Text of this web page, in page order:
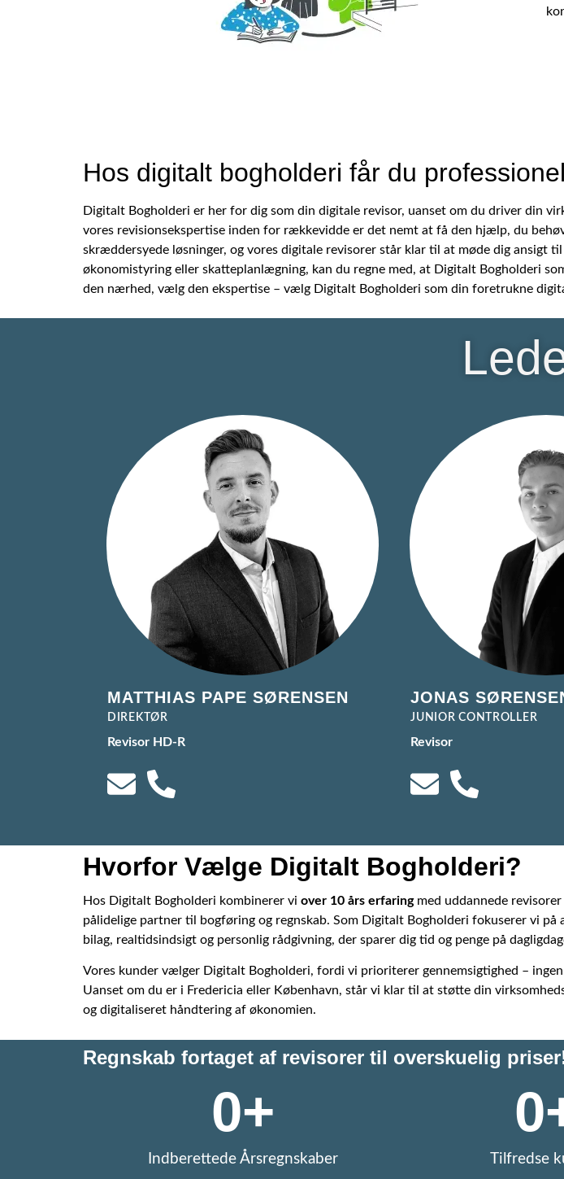
Hos digitalt bogholderi får du
Digitalt Bogholderi er her for dig som din digitale revisor, uanset om du driver din
vores revisionsekspertise inden for rækkevidde er det nemt at få den hjælp, du
skræddersyede løsninger, og vores digitale revisorer står klar til at møde dig ansigt
økonomistyring eller skatteplanlægning, kan du regne med, at Digitalt Bogholderi
den nærhed, vælg den ekspertise – vælg Digitalt Bogholderi som din foretrukne
MATTHIAS PAPE SØRENSEN
DIREKTØR
Revisor HD-R
JONAS
JUNIOR CONTROLLER
Revisor
Hvorfor Vælge Digitalt Bogholderi?
Hos Digitalt Bogholderi kombinerer vi over 10 års erfaringmed uddannede
pålidelige partner til bogføring og regnskab. Som Digitalt Bogholderi fokuserer vi
bilag, realtidsindsigt og personlig rådgivning, der sparer dig tid og penge på
Vores kunder vælger Digitalt Bogholderi, fordi vi prioriterer gennemsigtighed –
Uanset om du er i Fredericia eller København, står vi klar til at støtte din
og digitaliseret håndtering af økonomien.
Regnskab fortaget af revisorer til overskuelig
Indberettede Årsregnskaber
0+
Tilfredse
0